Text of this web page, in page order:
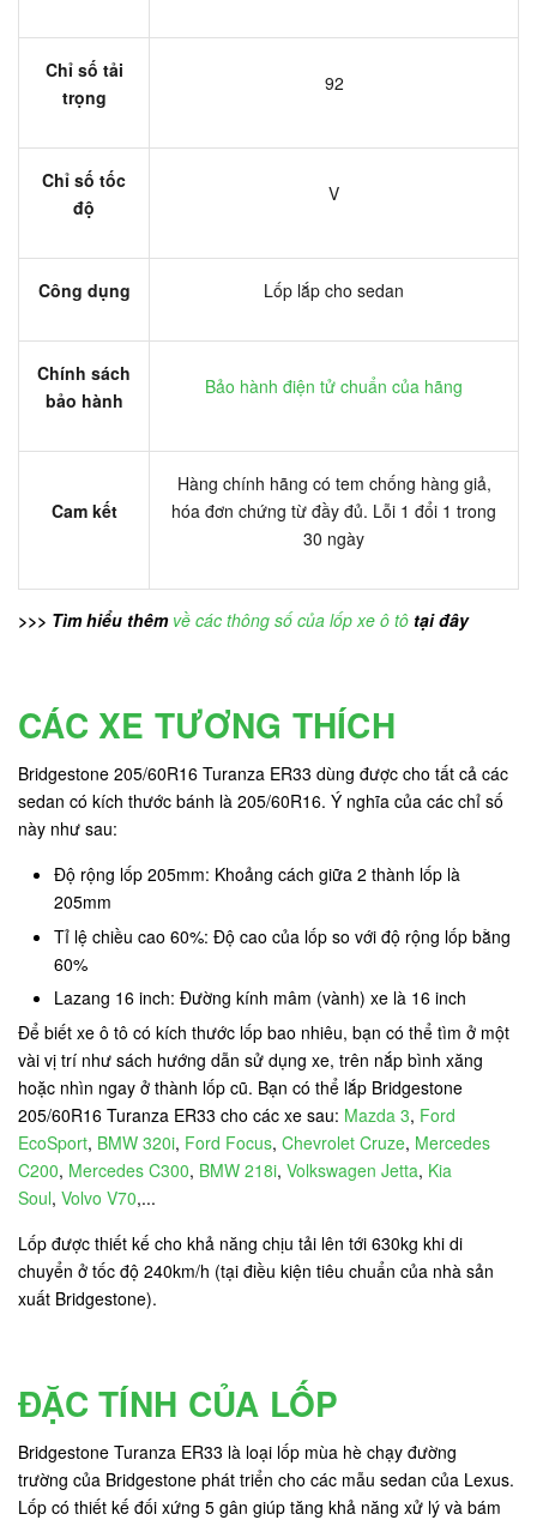
Chỉ số tải
trọng
92
Chỉ số tốc
độ
V
Công dụng Lốp lắp cho sedan
Chính sách
bảo hành
Bảo hành điện tử chuẩn của hãng
Cam kết
Hàng chính hãng có tem chống hàng giả,
hóa đơn chứng từ đầy đủ. Lỗi 1 đổi 1 trong
30 ngày
>>> Tìm hiểu thêm về các thông số của lốp xe ô tô tại đây
CÁC XE TƯƠNG THÍCH
Bridgestone 205/60R16 Turanza ER33 dùng được cho tất cả các
sedan có kích thước bánh là 205/60R16. Ý nghĩa của các chỉ số
này như sau:
Độ rộng lốp 205mm: Khoảng cách giữa 2 thành lốp là
205mm
Tỉ lệ chiều cao 60%: Độ cao của lốp so với độ rộng lốp bằng
60%
Lazang 16 inch: Đường kính mâm (vành) xe là 16 inch
Để biết xe ô tô có kích thước lốp bao nhiêu, bạn có thể tìm ở một
vài vị trí như sách hướng dẫn sử dụng xe, trên nắp bình xăng
hoặc nhìn ngay ở thành lốp cũ. Bạn có thể lắp Bridgestone
205/60R16 Turanza ER33 cho các xe sau: Mazda 3, Ford
EcoSport, BMW 320i, Ford Focus, Chevrolet Cruze, Mercedes
C200, Mercedes C300, BMW 218i, Volkswagen Jetta, Kia
Soul, Volvo V70,...
Lốp được thiết kế cho khả năng chịu tải lên tới 630kg khi di
chuyển ở tốc độ 240km/h (tại điều kiện tiêu chuẩn của nhà sản
xuất Bridgestone).
ĐẶC TÍNH CỦA LỐP
Bridgestone Turanza ER33 là loại lốp mùa hè chạy đường
trường của Bridgestone phát triển cho các mẫu sedan của Lexus.
Lốp có thiết kế đối xứng 5 gân giúp tăng khả năng xử lý và bám